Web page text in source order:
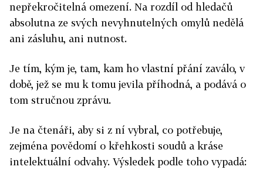
nepřekročitelná omezení. Na rozdíl od hledačů
absolutna ze svých nevyhnutelných omylů nedělá
ani zásluhu, ani nutnost.
Je tím, kým je, tam, kam ho vlastní přání zaválo, v
době, jež se mu k tomu jevila příhodná, a podává o
tom stručnou zprávu.
Je na čtenáři, aby si z ní vybral, co potřebuje,
zejména povědomí o křehkosti soudů a kráse
intelektuální odvahy. Výsledek podle toho vypadá: